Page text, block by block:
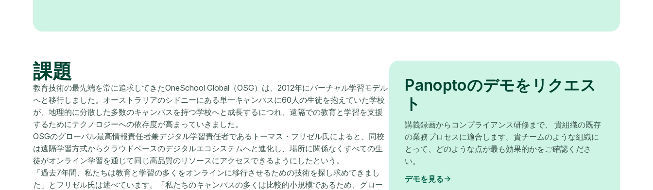
課題
教育技術の最先端を常に追求してきたOneSchool Global（OSG）は、2012年にバーチャル学習モデル
へと移行しました。オーストラリアのシドニーにある単一キャンパスに60人の生徒を抱えていた学校
が、地理的に分散した多数のキャンパスを持つ学校へと成長するにつれ、遠隔での教育と学習を支援
するためにテクノロジーへの依存度が高まっていきました。
OSGのグローバル最高情報責任者兼デジタル学習責任者であるトーマス・フリゼル氏によると、同校
は遠隔学習方式からクラウドベースのデジタルエコシステムへと進化し、場所に関係なくすべての生
徒がオンライン学習を通じて同じ高品質のリソースにアクセスできるようにしたという。
「過去7年間、私たちは教育と学習の多くをオンラインに移行させるための技術を探し求めてきまし
た」とフリゼル氏は述べています。「私たちのキャンパスの多くは比較的小規模であるため、グロー
Panoptoのデモをリクエス
ト
講義録画からコンプライアンス研修まで、 貴組織の既存
の業務プロセスに適合します。貴チームのような組織に
とって、どのような点が最も効果的かをご確認くださ
い。
デモを見る